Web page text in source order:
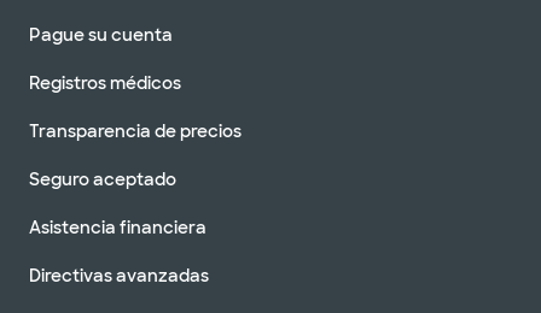
Pague su cuenta
Registros médicos
Transparencia de precios
Seguro aceptado
Asistencia financiera
Directivas avanzadas